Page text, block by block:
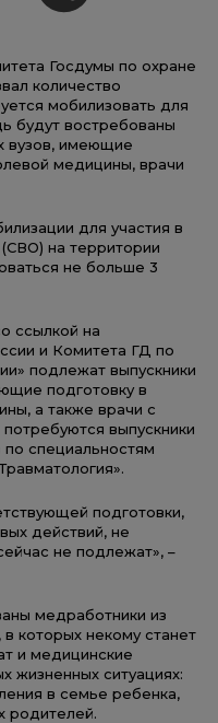
Госдумы по охране
количество
мобилизовать для
будут востребованы
вузов, имеющие
медицины, врачи
для участия в
на территории
не больше 3
ссылкой на
и Комитета ГД по
подлежат выпускники
подготовку в
а также врачи с
выпускники
по специальностям
подготовки,
действий, не
не подлежат», –
медработники из
которых некому станет
и медицинские
жизненных ситуациях:
в семье ребенка,
родителей.